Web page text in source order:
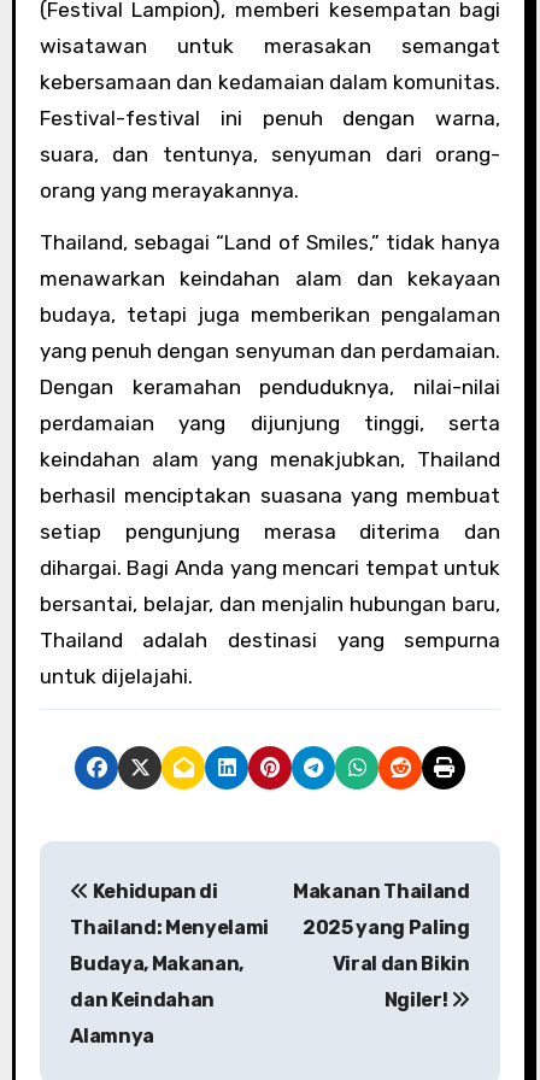
(Festival Lampion), memberi kesempatan bagi
wisatawan untuk merasakan semangat
kebersamaan dan kedamaian dalam komunitas.
Festival-festival ini penuh dengan warna,
suara, dan tentunya, senyuman dari orang-
orang yang merayakannya.
Thailand, sebagai “Land of Smiles,” tidak hanya
menawarkan keindahan alam dan kekayaan
budaya, tetapi juga memberikan pengalaman
yang penuh dengan senyuman dan perdamaian.
Dengan keramahan penduduknya, nilai-nilai
perdamaian yang dijunjung tinggi, serta
keindahan alam yang menakjubkan, Thailand
berhasil menciptakan suasana yang membuat
setiap pengunjung merasa diterima dan
dihargai. Bagi Anda yang mencari tempat untuk
bersantai, belajar, dan menjalin hubungan baru,
Thailand adalah destinasi yang sempurna
untuk dijelajahi.
P
Kehidupan di
Thailand: Menyelami
Budaya, Makanan,
dan Keindahan
Alamnya
Makanan Thailand
2025 yang Paling
Viral dan Bikin
Ngiler!